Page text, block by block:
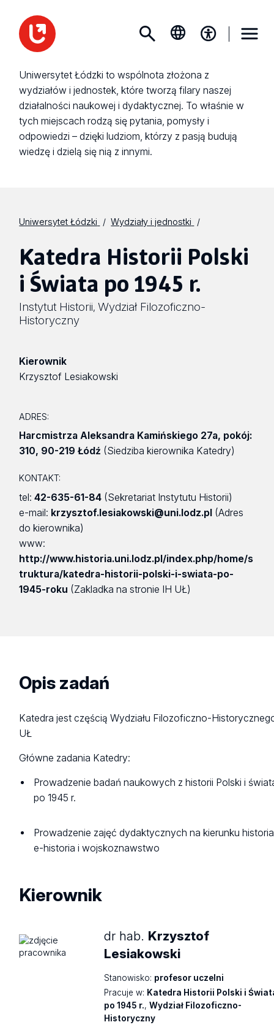
Uniwersytet Łódzki to wspólnota złożona z
wydziałów i jednostek, które tworzą filary naszej
działalności naukowej i dydaktycznej. To właśnie w
tych miejscach rodzą się pytania, pomysły i
odpowiedzi – dzięki ludziom, którzy z pasją budują
wiedzę i dzielą się nią z innymi.
Uniwersytet Łódzki Wydziały i jednostki
Katedra Historii Polski
i Świata po 1945 r.
Instytut Historii, Wydział Filozoficzno-
Historyczny
Kierownik
Krzysztof Lesiakowski
ADRES:
Harcmistrza Aleksandra Kamińskiego 27a, pokój:
310, 90-219 Łódź (Siedziba kierownika Katedry)
KONTAKT:
tel:42-635-61-84 (Sekretariat Instytutu Historii)
e-mail: krzysztof.lesiakowski@uni.lodz.pl (Adres
do kierownika)
www:
http://www.historia.uni.lodz.pl/index.php/home/s
truktura/katedra-historii-polski-i-swiata-po-
1945-roku (Zakladka na stronie IH UŁ)
Opis zadań
Katedra jest częścią Wydziału Filozoficzno-
UŁ
Główne zadania Katedry:
Prowadzenie badań naukowych z historii Polski i
po 1945 r.
Prowadzenie zajęć dydaktycznych na kierunku
e-historia i wojskoznawstwo
Kierownik
dr hab. Krzysztof
Lesiakowski
Stanowisko: profesor uczelni
Pracuje w: Katedra Historii Polski i
po 1945 r.,Wydział Filozoficzno-
Historyczny